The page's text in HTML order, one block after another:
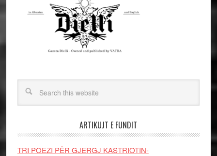
ARTIKUJT E FUNDIT
TRI POEZI PËR GJERGJ KASTRIOTIN-